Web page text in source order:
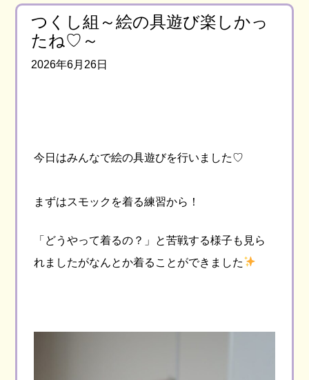
つくし組～絵の具遊び楽しかっ
たね♡～
2026年6月26日
今日はみんなで絵の具遊びを行いました♡
まずはスモックを着る練習から！
「どうやって着るの？」と苦戦する様子も見ら
れましたがなんとか着ることができました